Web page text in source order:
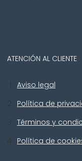
ATENCIÓN AL CLIENTE
Aviso legal
Política de
Términos y
Política de